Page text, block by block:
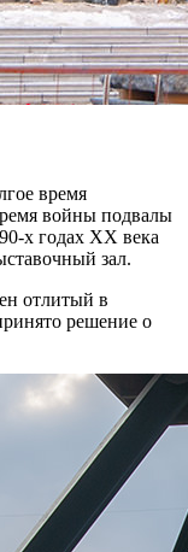
время
войны подвалы
х годах XX века
зал.
отлитый в
решение о